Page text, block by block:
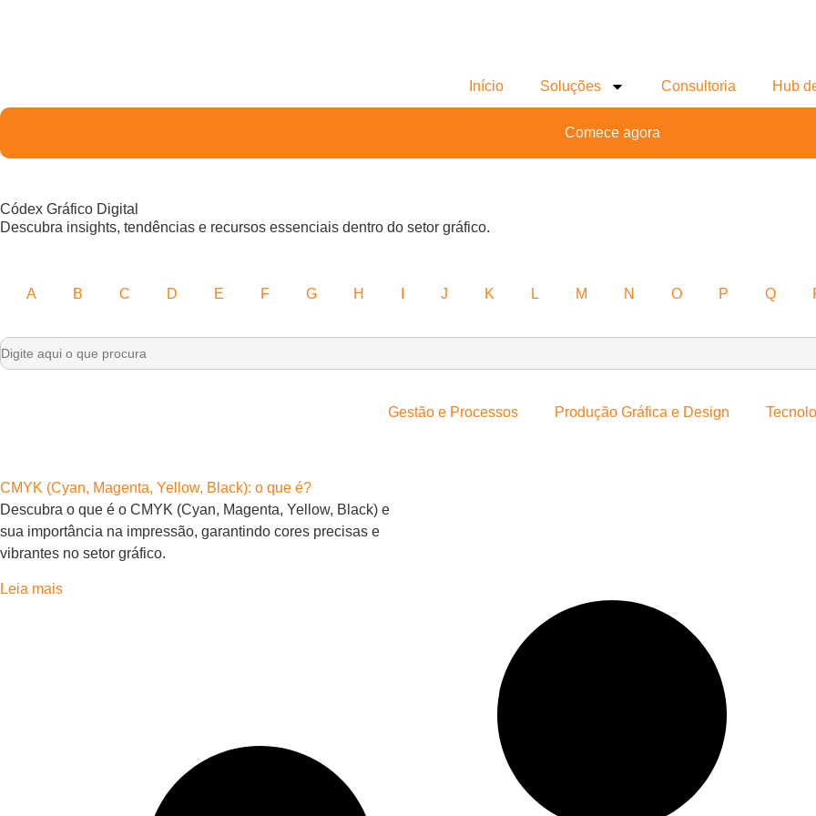
Início Soluções Consultoria Hub
Comece agora
Códex Gráfico Digital
Descubra insights, tendências e recursos essenciais dentro do setor gráfico.
A B C D E F G H J K L M N O P Q
Search
for:
Gestão e Processos Produção Gráfica e Design
CMYK (Cyan, Magenta, Yellow, Black): o que é?
Descubra o que é o CMYK (Cyan, Magenta, Yellow, Black) e
sua importância na impressão, garantindo cores precisas e
vibrantes no setor gráfico.
Leia mais